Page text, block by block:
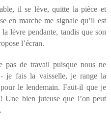
il se lève, quitte la pièce et
en marche me signale qu’il est
lèvre pendante, tandis que son
l’écran.
pas de travail puisque nous ne
je fais la vaisselle, je range la
le lendemain. Faut-il que je
bien juteuse que l’on peut